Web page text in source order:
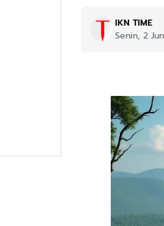
IKN TIME
Senin, 2